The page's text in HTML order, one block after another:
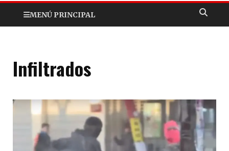
MENÚ PRINCIPAL
Infiltrados